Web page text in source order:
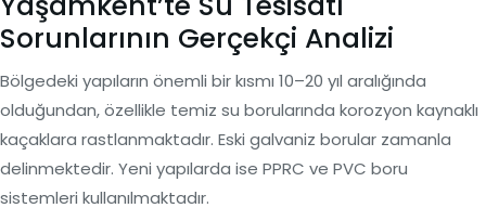
Sorunlarının Gerçekçi Analizi
Bölgedeki yapıların önemli bir kısmı 10–20 yıl aralığında
olduğundan, özellikle temiz su borularında korozyon kaynaklı
kaçaklara rastlanmaktadır. Eski galvaniz borular zamanla
delinmektedir. Yeni yapılarda ise PPRC ve PVC boru
sistemleri kullanılmaktadır.